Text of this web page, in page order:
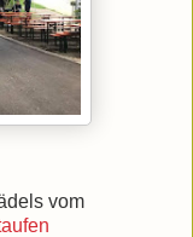
vom